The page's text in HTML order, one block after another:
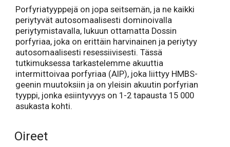
Porfyriatyyppejä on jopa seitsemän, ja ne kaikki
periytyvät autosomaalisesti dominoivalla
periytymistavalla, lukuun ottamatta Dossin
porfyriaa, joka on erittäin harvinainen ja periytyy
autosomaalisesti resessiivisesti. Tässä
tutkimuksessa tarkastelemme akuuttia
intermittoivaa porfyriaa (AIP), joka liittyy HMBS-
geenin muutoksiin ja on yleisin akuutin porfyrian
tyyppi, jonka esiintyvyys on 1-2 tapausta 15 000
asukasta kohti.
Oireet